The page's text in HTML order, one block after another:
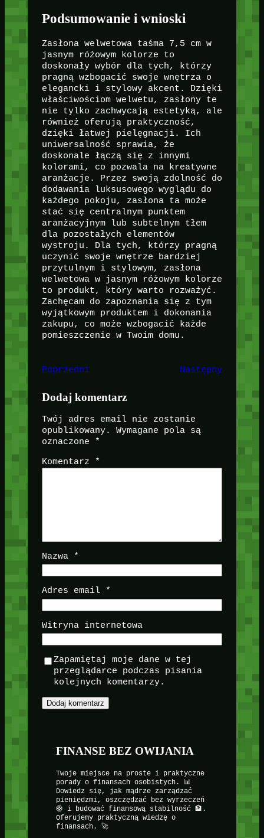
Podsumowanie i wnioski
Zasłona welwetowa taśma 7,5 cm w
jasnym różowym kolorze to
doskonały wybór dla tych, którzy
pragną wzbogacić swoje wnętrza o
elegancki i stylowy akcent. Dzięki
właściwościom welwetu, zasłony te
nie tylko zachwycają estetyką, ale
również oferują praktyczność,
dzięki łatwej pielęgnacji. Ich
uniwersalność sprawia, że
doskonale łączą się z innymi
kolorami, co pozwala na kreatywne
aranżacje. Przez swoją zdolność do
dodawania luksusowego wyglądu do
każdego pokoju, zasłona ta może
stać się centralnym punktem
aranżacyjnym lub subtelnym tłem
dla pozostałych elementów
wystroju. Dla tych, którzy pragną
uczynić swoje wnętrze bardziej
przytulnym i stylowym, zasłona
welwetowa w jasnym różowym kolorze
to produkt, który warto rozważyć.
Zachęcam do zapoznania się z tym
wyjątkowym produktem i dokonania
zakupu, co może wzbogacić każde
pomieszczenie w Twoim domu.
Poprzedni Następny
Dodaj komentarz
Twój adres email nie zostanie
opublikowany.
Wymagane pola są
oznaczone
*
Komentarz *
Nazwa *
Adres email *
Witryna internetowa
Zapamiętaj moje dane w tej
przeglądarce podczas pisania
kolejnych komentarzy.
FINANSE BEZ OWIJANIA
Twoje miejsce na proste i praktyczne
porady o finansach osobistych. 📊
Dowiedz się, jak mądrze zarządzać
pieniędzmi, oszczędzać bez wyrzeczeń
🛟 i budować finansową stabilność 🏦.
Oferujemy praktyczną wiedzę o
finansach. 🚀